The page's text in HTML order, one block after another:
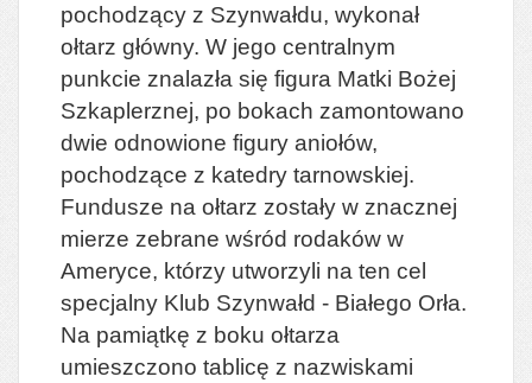
pochodzący z Szynwałdu, wykonał
ołtarz główny. W jego centralnym
punkcie znalazła się figura Matki Bożej
Szkaplerznej, po bokach zamontowano
dwie odnowione figury aniołów,
pochodzące z katedry tarnowskiej.
Fundusze na ołtarz zostały w znacznej
mierze zebrane wśród rodaków w
Ameryce, którzy utworzyli na ten cel
specjalny Klub Szynwałd - Białego Orła.
Na pamiątkę z boku ołtarza
umieszczono tablicę z nazwiskami